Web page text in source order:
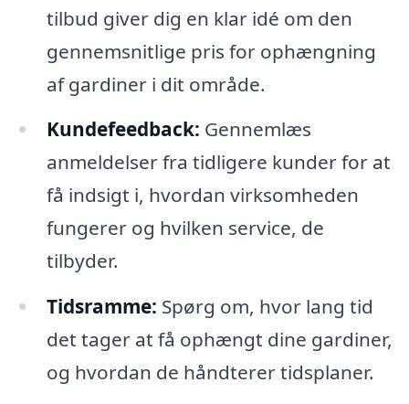
tilbud giver dig en klar idé om den
gennemsnitlige pris for ophængning
af gardiner i dit område.
Kundefeedback: Gennemlæs
anmeldelser fra tidligere kunder for at
få indsigt i, hvordan virksomheden
fungerer og hvilken service, de
tilbyder.
Tidsramme: Spørg om, hvor lang tid
det tager at få ophængt dine gardiner,
og hvordan de håndterer tidsplaner.